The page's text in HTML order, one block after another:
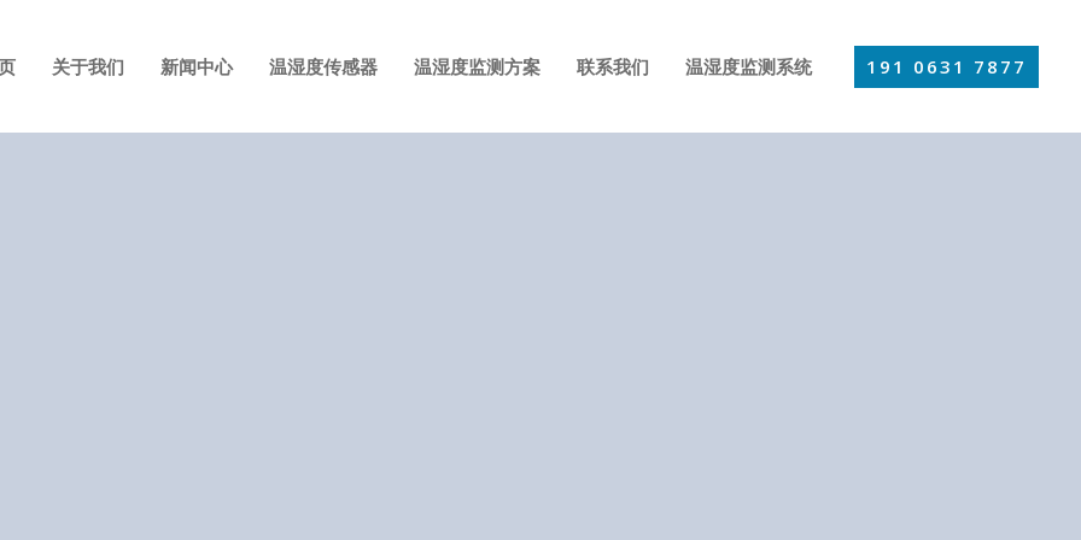
关于我们 新闻中心 温湿度传感器 温湿度监测方案 联系我们 温湿度监测系统 191 0631 7877